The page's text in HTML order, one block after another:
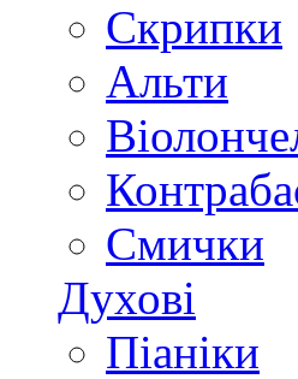
Скрипки
Альти
Смички
Духові
Піаніки